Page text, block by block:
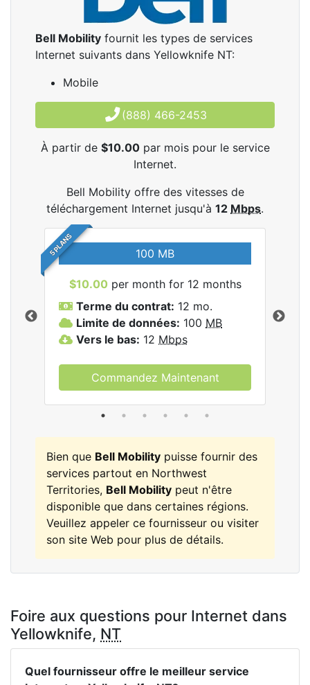
Bell Mobility fournit les types de services
Internet suivants dans Yellowknife NT:
Mobile
(888) 466-2453
À partir de $10.00par mois pour le service
Internet.
Bell Mobility offre des vitesses de
téléchargement Internet jusqu'à 12 Mbps.
5 PLANS 100 MB
$10.00 per month for 12 months
Terme du contrat: 12 mo.
Limite de données: 100 MB
Vers le bas: 12 Mbps
Commandez Maintenant
Bien que Bell Mobility puisse fournir des
services partout en Northwest
Territories, Bell Mobility peut n'être
disponible que dans certaines régions.
Veuillez appeler ce fournisseur ou visiter
son site Web pour plus de détails.
Foire aux questions pour Internet dans
Yellowknife, NT
Quel fournisseur offre le meilleur service